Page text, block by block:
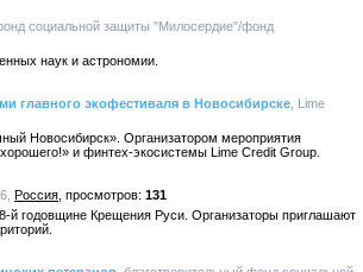
социальной защиты "Милосердие"/фонд
наук и астрономии.
главного экофестиваля в Новосибирске , Lime
Новосибирск». Организатором мероприятия
и финтех-экосистемы Lime Credit Group.
Россия
131
й годовщине Крещения Руси. Организаторы приглашают